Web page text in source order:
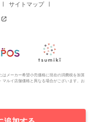
サイトマップ
メーカー希望小売価格に現在の消費税を加算
ルイ店舗価格と異なる場合がございます。お